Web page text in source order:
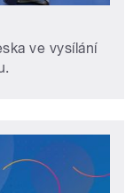
ve vysílání